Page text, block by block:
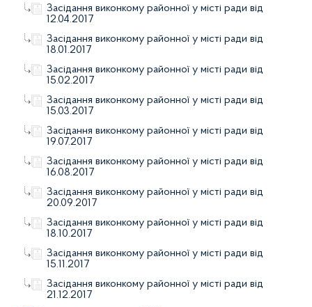
Засідання виконкому районної у місті ради від
12.04.2017
Засідання виконкому районної у місті ради від
18.01.2017
Засідання виконкому районної у місті ради від
15.02.2017
Засідання виконкому районної у місті ради від
15.03.2017
Засідання виконкому районної у місті ради від
19.07.2017
Засідання виконкому районної у місті ради від
16.08.2017
Засідання виконкому районної у місті ради від
20.09.2017
Засідання виконкому районної у місті ради від
18.10.2017
Засідання виконкому районної у місті ради від
15.11.2017
Засідання виконкому районної у місті ради від
21.12.2017